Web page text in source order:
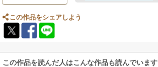
この作品をシェアしよう
この作品を読んだ人はこんな作品も読んでいます